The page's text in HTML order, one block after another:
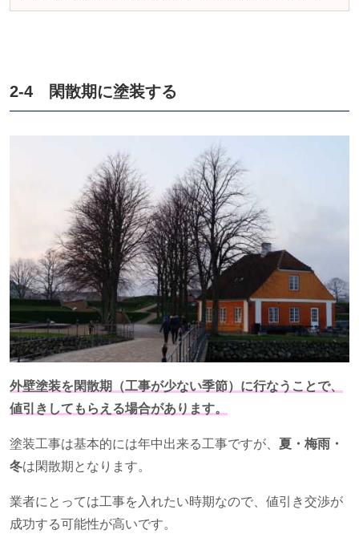
2-4 閑散期に塗装する
外壁塗装を閑散期（工事が少ない季節）に行なうことで、
値引きしてもらえる場合があります。
塗装工事は基本的には年中出来る工事ですが、 夏・梅雨・
冬は閑散期となります。
業者にとっては工事を入れたい時期なので、値引き交渉が
成功する可能性が高いです。